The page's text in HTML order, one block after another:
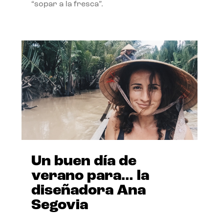
“sopar a la fresca”.
Un buen día de
verano para… la
diseñadora Ana
Segovia